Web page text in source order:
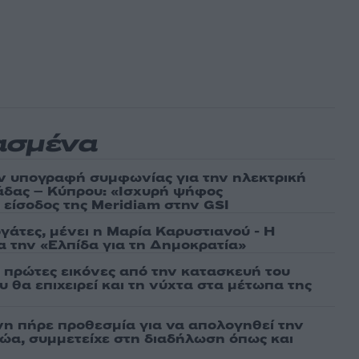
υπογραφή συμφωνίας για την ηλεκτρική
– Κύπρου: «Ισχυρή ψήφος
της Meridiam στην GSI
μένει η Μαρία Καρυστιανού - Η
την «Ελπίδα για τη Δημοκρατία»
εικόνες από την κατασκευή του
επιχειρεί και τη νύχτα στα μέτωπα της
πήρε προθεσμία για να απολογηθεί την
συμμετείχε στη διαδήλωση όπως και